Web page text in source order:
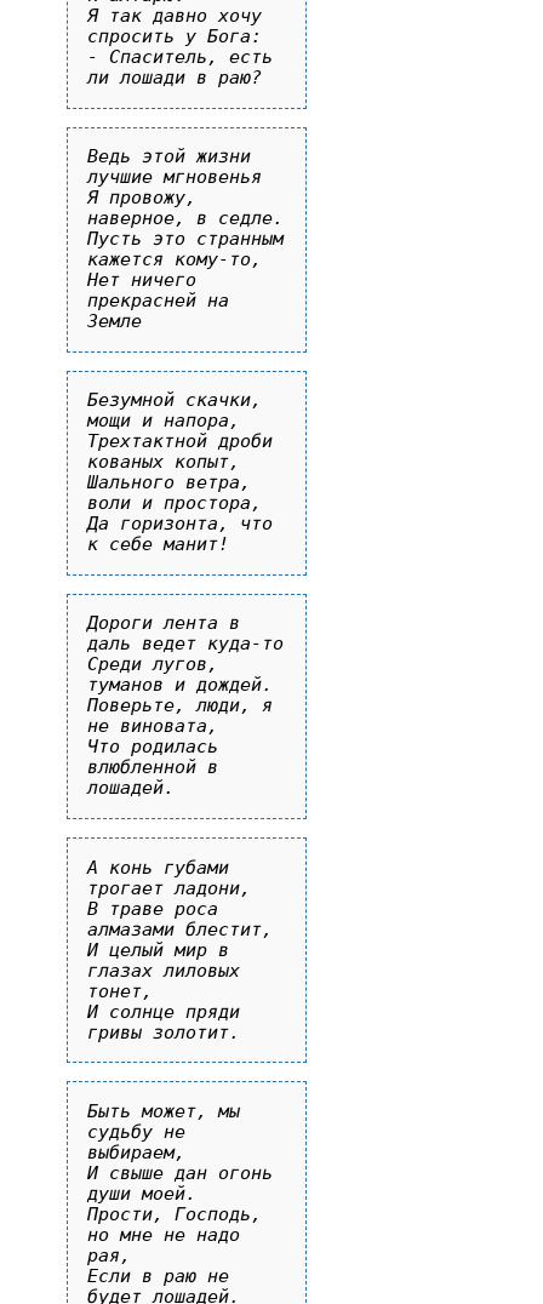
Я так давно хочу
спросить у Бога:
- Спаситель, есть
ли лошади в раю?
Ведь этой жизни
лучшие мгновенья
Я провожу,
наверное, в седле.
Пусть это странным
кажется кому-то,
Нет ничего
прекрасней на
Земле
Безумной скачки,
мощи и напора,
Трехтактной дроби
кованых копыт,
Шального ветра,
воли и простора,
Да горизонта, что
Дороги лента в
даль ведет куда-то
Среди лугов,
туманов и дождей.
Поверьте, люди, я
не виновата,
Что родилась
влюбленной в
А конь губами
трогает ладони,
В траве роса
алмазами блестит,
И целый мир в
глазах лиловых
тонет,
И солнце пряди
Быть может, мы
судьбу не
выбираем,
И свыше дан огонь
души моей.
Прости, Господь,
но мне не надо
рая,
Если в раю не